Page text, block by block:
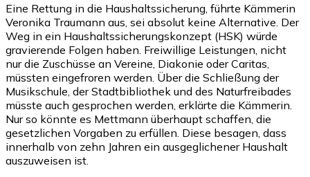
Eine Rettung in die Haushaltssicherung, führte Kämmerin
Veronika Traumann aus, sei absolut keine Alternative. Der
Weg in ein Haushaltssicherungskonzept (HSK) würde
gravierende Folgen haben. Freiwillige Leistungen, nicht
nur die Zuschüsse an Vereine, Diakonie oder Caritas,
müssten eingefroren werden. Über die Schließung der
Musikschule, der Stadtbibliothek und des Naturfreibades
müsste auch gesprochen werden, erklärte die Kämmerin.
Nur so könnte es Mettmann überhaupt schaffen, die
gesetzlichen Vorgaben zu erfüllen. Diese besagen, dass
innerhalb von zehn Jahren ein ausgeglichener Haushalt
auszuweisen ist.